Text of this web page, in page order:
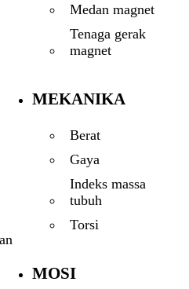
Medan magnet
Tenaga gerak
magnet
MEKANIKA
Berat
Gaya
Indeks massa
tubuh
Torsi
MOSI